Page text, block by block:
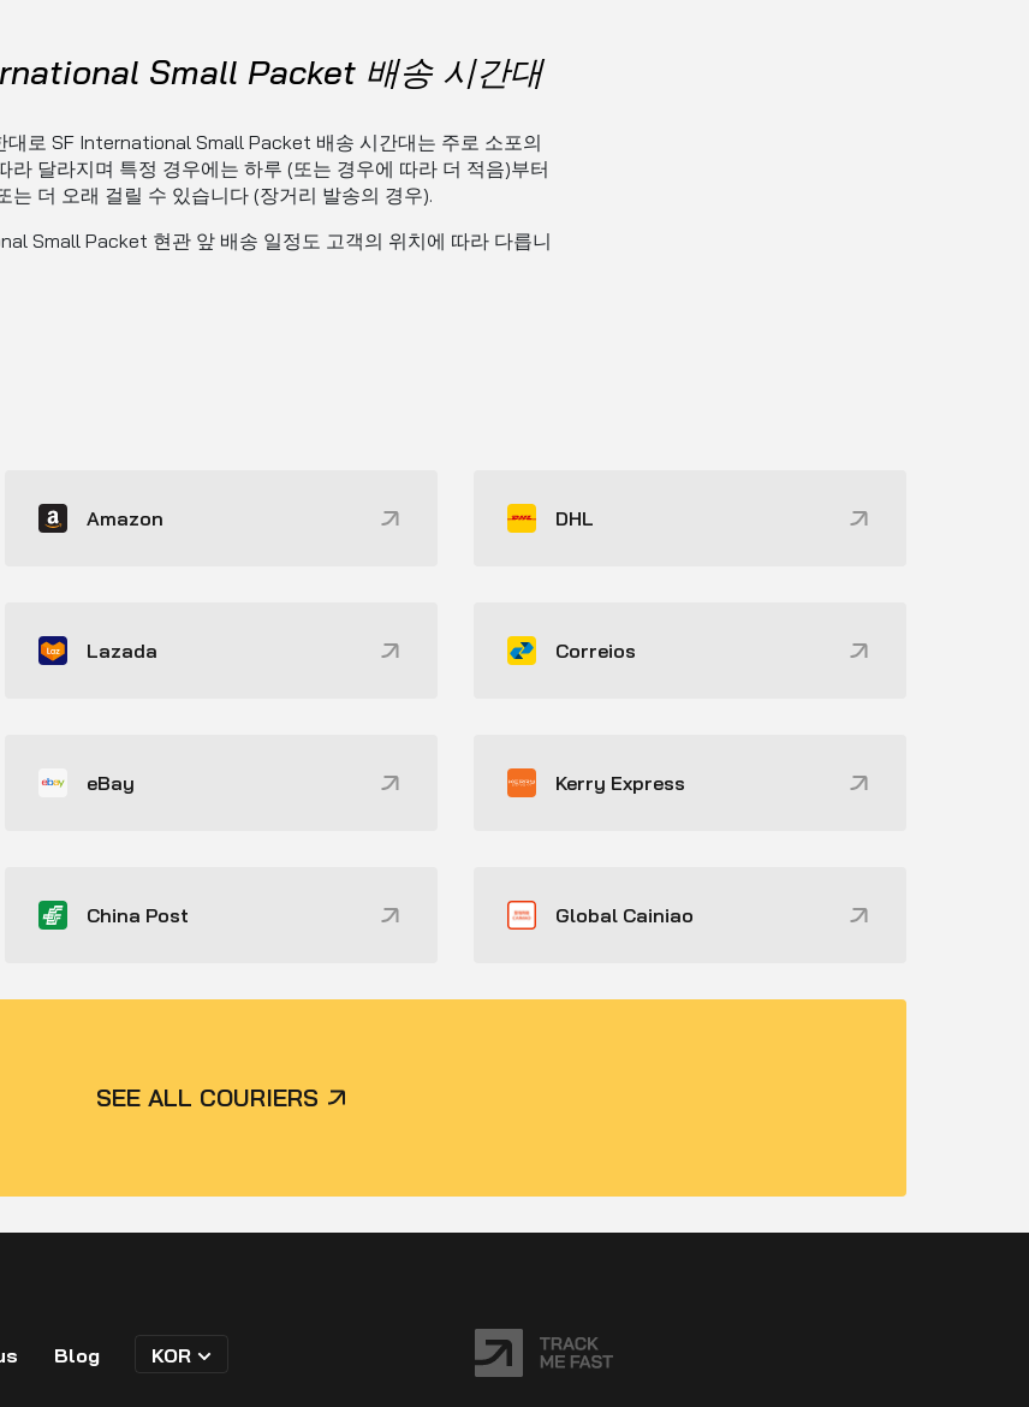
Small Packet 배송 시간대
대로 SF International Small Packet 배송 시간대는 주로 소포의
라 달라지며 특정 경우에는 하루 (또는 경우에 따라 더 적음)부터
는 더 오래 걸릴 수 있습니다 (장거리 발송의 경우).
Small Packet 현관 앞 배송 일정도 고객의 위치에 따라 다릅니
Amazon DHL
Lazada Correios
eBay Kerry Express
China Post Global Cainiao
SEE ALL COURIERS
Blog KOR